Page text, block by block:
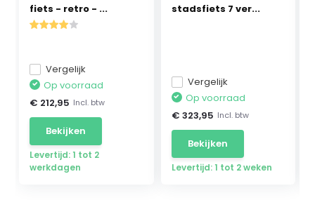
fiets - retro - ...
Vergelijk
Op voorraad
€ 212,95 Incl. btw
Bekijken
Levertijd: 1 tot 2
werkdagen
stadsfiets 7 ver...
Vergelijk
Op voorraad
€ 323,95 Incl. btw
Bekijken
Levertijd: 1 tot 2 weken